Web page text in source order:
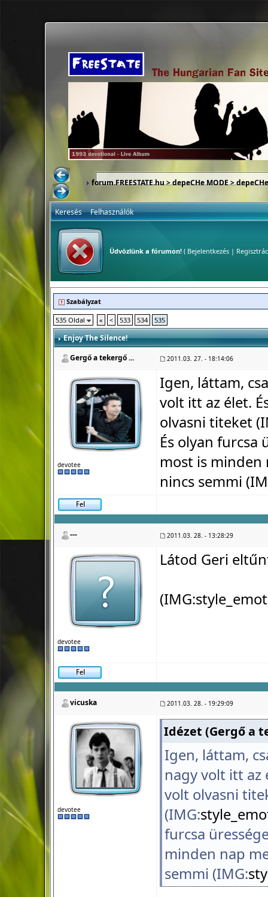
forum.FREESTATE.hu>depeCHe MODE>
Keresés Felhasználók
Üdvözlünk a fórumon!( Bejelentkezés|
Szabályzat
535 Oldal « < 533 534 535
Enjoy The Silence!
Gergő a tekergő ...
2011.03. 27. - 18:14:06
devotee
Igen, láttam,
volt itt az élet.
olvasni titeket
És olyan furcsa
most is minden
nincs semmi
--- 2011.03. 28. - 13:28:29
devotee
Látod Geri
(IMG:
vicuska 2011.03. 28. - 19:29:09
devotee
Idézet (Gergő a
Igen, láttam,
nagy volt itt az
volt olvasni
(IMG:
furcsa
minden nap
semmi (IMG: